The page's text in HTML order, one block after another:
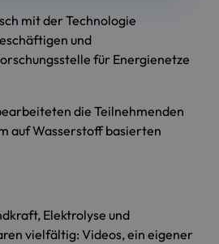
mit der Technologie
und
für Energienetze
die Teilnehmenden
auf Wasserstoff basierten
Elektrolyse und
vielfältig: Videos, ein eigener